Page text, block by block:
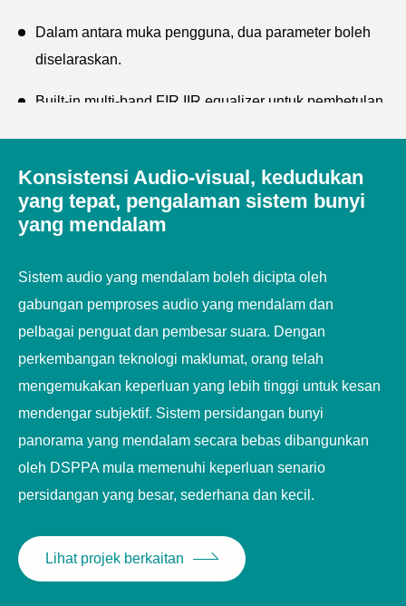
Dalam antara muka pengguna, dua parameter boleh
diselaraskan.
Built-in multi-band FIR IIR equalizer untuk pembetulan
Sesuai untuk semua jenis bilik persidangan, muzium
dan dewan konsert.
Konsistensi Audio-visual, kedudukan
yang tepat, pengalaman sistem bunyi
yang mendalam
Sistem audio yang mendalam boleh dicipta oleh
gabungan pemproses audio yang mendalam dan
pelbagai penguat dan pembesar suara. Dengan
perkembangan teknologi maklumat, orang telah
mengemukakan keperluan yang lebih tinggi untuk kesan
mendengar subjektif. Sistem persidangan bunyi
panorama yang mendalam secara bebas dibangunkan
oleh DSPPA mula memenuhi keperluan senario
persidangan yang besar, sederhana dan kecil.
Lihat projek berkaitan